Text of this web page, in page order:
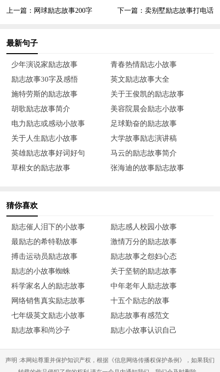
残疾人成功的励志故事篇2
张治平，男，汉族，1948年生，视力残疾，特级教师，重
庆市人，现为重庆市盲人学校音乐教师，系重庆市盲人协会主
席。患先天性视神经萎缩，30岁左右完全失明，1988年，天津
音乐学院函授部作曲专业结业，一边教学一边创作，其创作的歌
曲、乐曲《我爱光明》《盲人之歌》《盲人驾驶碰碰车》获中国
残疾人文艺汇演创作奖，歌曲《快乐王子的小船》获中国少儿歌
曲创作一等奖，《甜甜的嘞》收入全国音乐教材小学第七册。曾
获全国自强模范、中国特殊教育先进工作者。
察”，用敏锐的心思去体会。他用音乐谱写着一首首动人心弦的
自强之歌。
张治平出生在重庆市一个普通工人家庭，上小学时查出患有
无法治愈的“先天性视神经萎缩”症，当时视力只有0.2。
面对这突如其来的疾病，张治平苦不堪言，但一年后在学校
的一节音乐课上他找到了生活的动力。老师播放了由盲人音乐家
阿炳创作并演奏的二胡曲《二泉映月》，这悲伤又充满希望的音
乐以及老师对阿炳的介绍，仿佛是黑暗中的一道闪电，照亮了张
唤。
上一篇： 网球励志故事200字 下一篇： 卖别墅励志故事打电话
最新句子
少年演说家励志故事
青春热情励志小故事
励志故事30字及感悟
英文励志故事大全
施特劳斯的励志故事
关于王俊凯的励志故事
胡歌励志故事简介
美容院晨会励志小故事
电力励志或感动小故事
足球勤奋的励志故事
关于人生励志小故事
大学故事励志演讲稿
英雄励志故事好词好句
马云的励志故事简介
草根女的励志故事
张海迪的故事励志故事
猜你喜欢
励志催人泪下的小故事
励志感人校园小故事
最励志的希特勒故事
激情万分的励志故事
搏击运动员励志故事
励志故事之怨妇心态
励志的小故事蜘蛛
关于坚韧的励志故事
科学家名人的励志故事
中年老年人励志故事
网络销售真实励志故事
十五个励志的故事
七年级英文励志小故事
励志故事有感范文
励志故事和尚沙子
励志小故事认识自己
声明 :本网站尊重并保护知识产权，根据《信息网络传播权保护条例》，如果我们